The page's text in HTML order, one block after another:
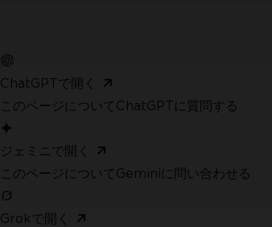
ChatGPTで開く
このページについてChatGPTに質問する
ジェミニで開く
このページについてGeminiに問い合わせる
Grokで開く